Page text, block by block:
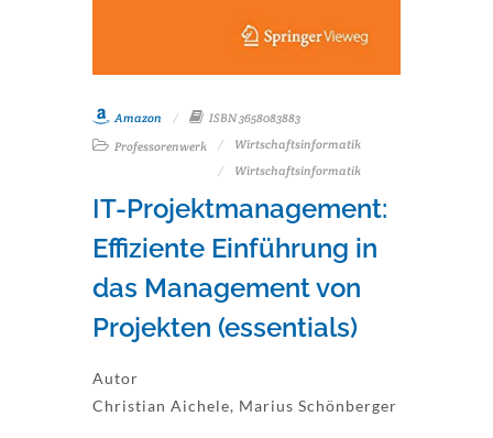
Amazon
ISBN 3658083883
Professorenwerk
Wirtschaftsinformatik
Wirtschaftsinformatik
IT-Projektmanagement:
Effiziente Einführung in
das Management von
Projekten (essentials)
Autor
Christian Aichele, Marius Schönberger